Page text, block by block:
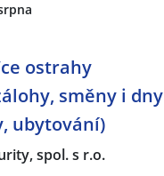
ostrahy
směny i dny
ubytování)
spol. s r.o.